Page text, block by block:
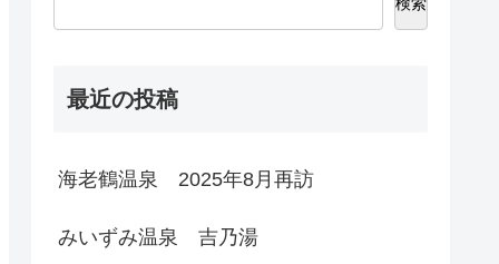
検索
最近の投稿
海老鶴温泉 2025年8月再訪
みいずみ温泉 吉乃湯